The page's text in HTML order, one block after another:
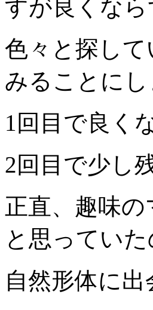
すが良くなら
色々と探し
みることにし
1回目で良く
2回目で少し
正直、趣味
と思ってい
自然形体に